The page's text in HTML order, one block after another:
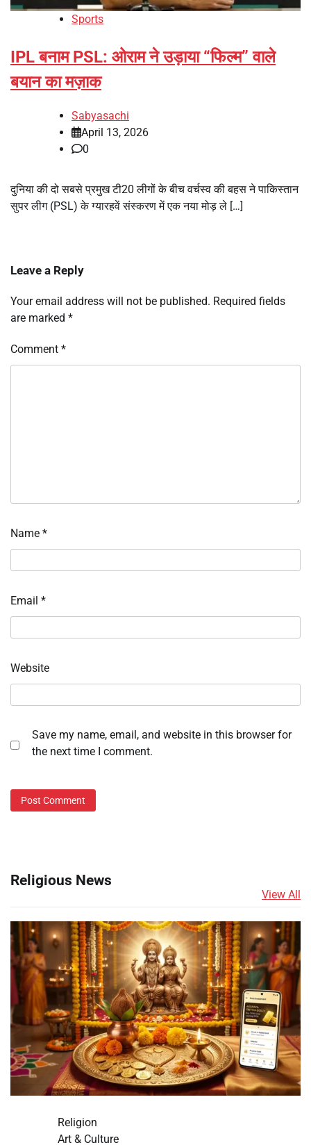
Sports
IPL बनाम PSL: ओराम ने उड़ाया “फिल्म” वाले
बयान का मज़ाक
Sabyasachi
April 13, 2026
0
दुनिया की दो सबसे प्रमुख टी20 लीगों के बीच वर्चस्व की बहस ने पाकिस्तान
सुपर लीग (PSL) के ग्यारहवें संस्करण में एक नया मोड़ ले […]
Leave a Reply
Your email address will not be published. Required fields
are marked *
Comment *
Name *
Email *
Website
Save my name, email, and website in this browser for
the next time I comment.
Religious News
View All
Religion
Art & Culture